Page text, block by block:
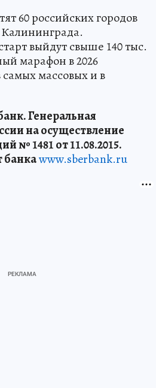
60 российских городов
Калининграда.
выйдут свыше 140 тыс.
марафон в 2026
массовых и в
Генеральная
на осуществление
№ 1481 от 11.08.2015.
www.sberbank.ru